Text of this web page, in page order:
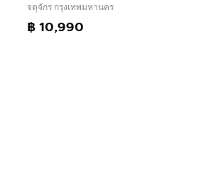
จตุจักร กรุงเทพมหานคร
฿ 10,990